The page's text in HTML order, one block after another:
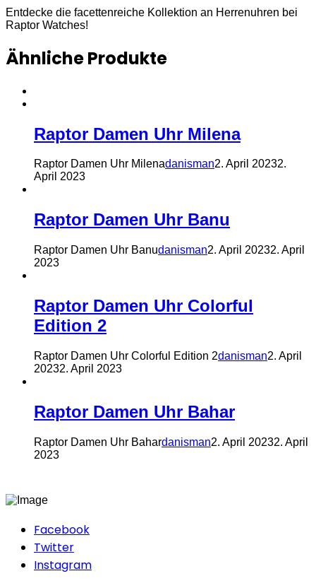
Entdecke die facettenreiche Kollektion an Herrenuhren bei
Raptor Watches!
Ähnliche Produkte
Raptor Damen Uhr Milena
Raptor Damen Uhr Milenadanisman2. April 20232.
April 2023
Raptor Damen Uhr Banu
Raptor Damen Uhr Banudanisman2. April 20232. April
2023
Raptor Damen Uhr Colorful
Edition 2
Raptor Damen Uhr Colorful Edition 2danisman2. April
20232. April 2023
Raptor Damen Uhr Bahar
Raptor Damen Uhr Bahardanisman2. April 20232. April
2023
Facebook
Twitter
Instagram